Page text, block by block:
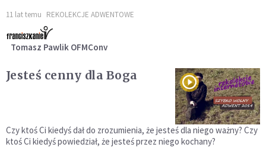
11 lat temu REKOLEKCJE ADWENTOWE
Tomasz Pawlik OFMConv
Jesteś cenny dla Boga
Czy ktoś Ci kiedyś dał do zrozumienia, że jesteś dla niego ważny? Czy
ktoś Ci kiedyś powiedział, że jesteś przez niego kochany?